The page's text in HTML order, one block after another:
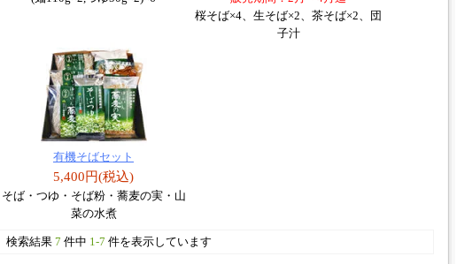
桜そば×4、生そば×2、茶そば×2、団
子汁
有機そばセット
5,400円(税込)
そば・つゆ・そば粉・蕎麦の実・山
菜の水煮
検索結果 7 件中 1-7 件を表示しています